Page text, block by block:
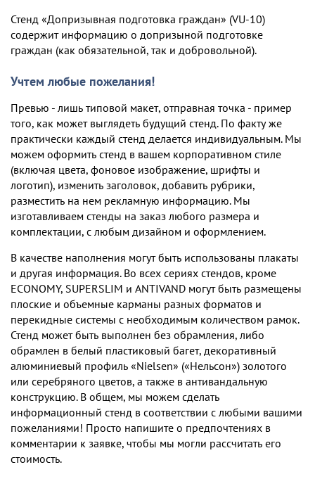
Стенд «Допризывная подготовка граждан» (VU-10)
содержит информацию о допризыной подготовке
граждан (как обязательной, так и добровольной).
Учтем любые пожелания!
Превью - лишь типовой макет, отправная точка - пример
того, как может выглядеть будущий стенд. По факту же
практически каждый стенд делается индивидуальным. Мы
можем оформить стенд в вашем корпоративном стиле
(включая цвета, фоновое изображение, шрифты и
логотип), изменить заголовок, добавить рубрики,
разместить на нем рекламную информацию. Мы
изготавливаем стенды на заказ любого размера и
комплектации, c любым дизайном и оформлением.
В качестве наполнения могут быть использованы плакаты
и другая информация. Во всех сериях стендов, кроме
ECONOMY, SUPERSLIM и ANTIVAND могут быть размещены
плоские и объемные карманы разных форматов и
перекидные системы с необходимым количеством рамок.
Стенд может быть выполнен без обрамления, либо
обрамлен в белый пластиковый багет, декоративный
алюминиевый профиль «Nielsen» («Нельсон») золотого
или серебряного цветов, а также в антивандальную
конструкцию. В общем, мы можем сделать
информационный стенд в соответствии с любыми вашими
пожеланиями! Просто напишите о предпочтениях в
комментарии к заявке, чтобы мы могли рассчитать его
стоимость.